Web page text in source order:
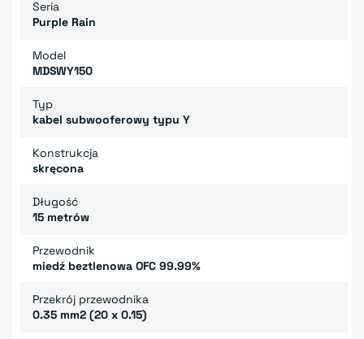
Seria
Purple Rain
Model
MDSWY150
Typ
kabel subwooferowy typu Y
Konstrukcja
skręcona
Długość
15 metrów
Przewodnik
miedź beztlenowa OFC 99.99%
Przekrój przewodnika
0.35 mm2 (20 x 0.15)